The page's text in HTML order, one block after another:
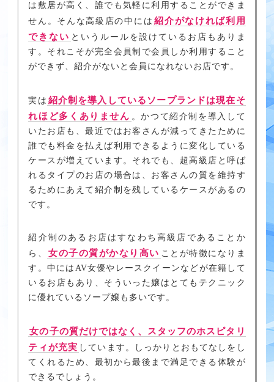
は敷居が高く、誰でも気軽に利用することができま
せん。そんな高級店の中には 紹介がなければ利用
できない というルールを設けているお店もありま
す。それこそが完全会員制で会員しか利用すること
ができず、紹介がないと会員になれないお店です。
実は 紹介制を導入しているソープランドは現在そ
れほど多くありません 。かつて紹介制を導入して
いたお店も、最近ではお客さんが減ってきたために
誰でも料金を払えば利用できるように変化している
ケースが増えています。それでも、超高級店と呼ば
れるタイプのお店の場合は、お客さんの質を維持す
るためにあえて紹介制を残しているケースがあるの
です。
紹介制のあるお店はすなわち高級店であることか
ら、
女の子の質がかなり高い ことが特徴になりま
す。中にはAV女優やレースクイーンなどが在籍して
いるお店もあり、そういった嬢はとてもテクニック
に優れているソープ嬢も多いです。
女の子の質だけではなく、スタッフのホスピタリ
ティが充実 しています。しっかりとおもてなしをし
てくれるため、最初から最後まで満足できる体験が
できるでしょう。